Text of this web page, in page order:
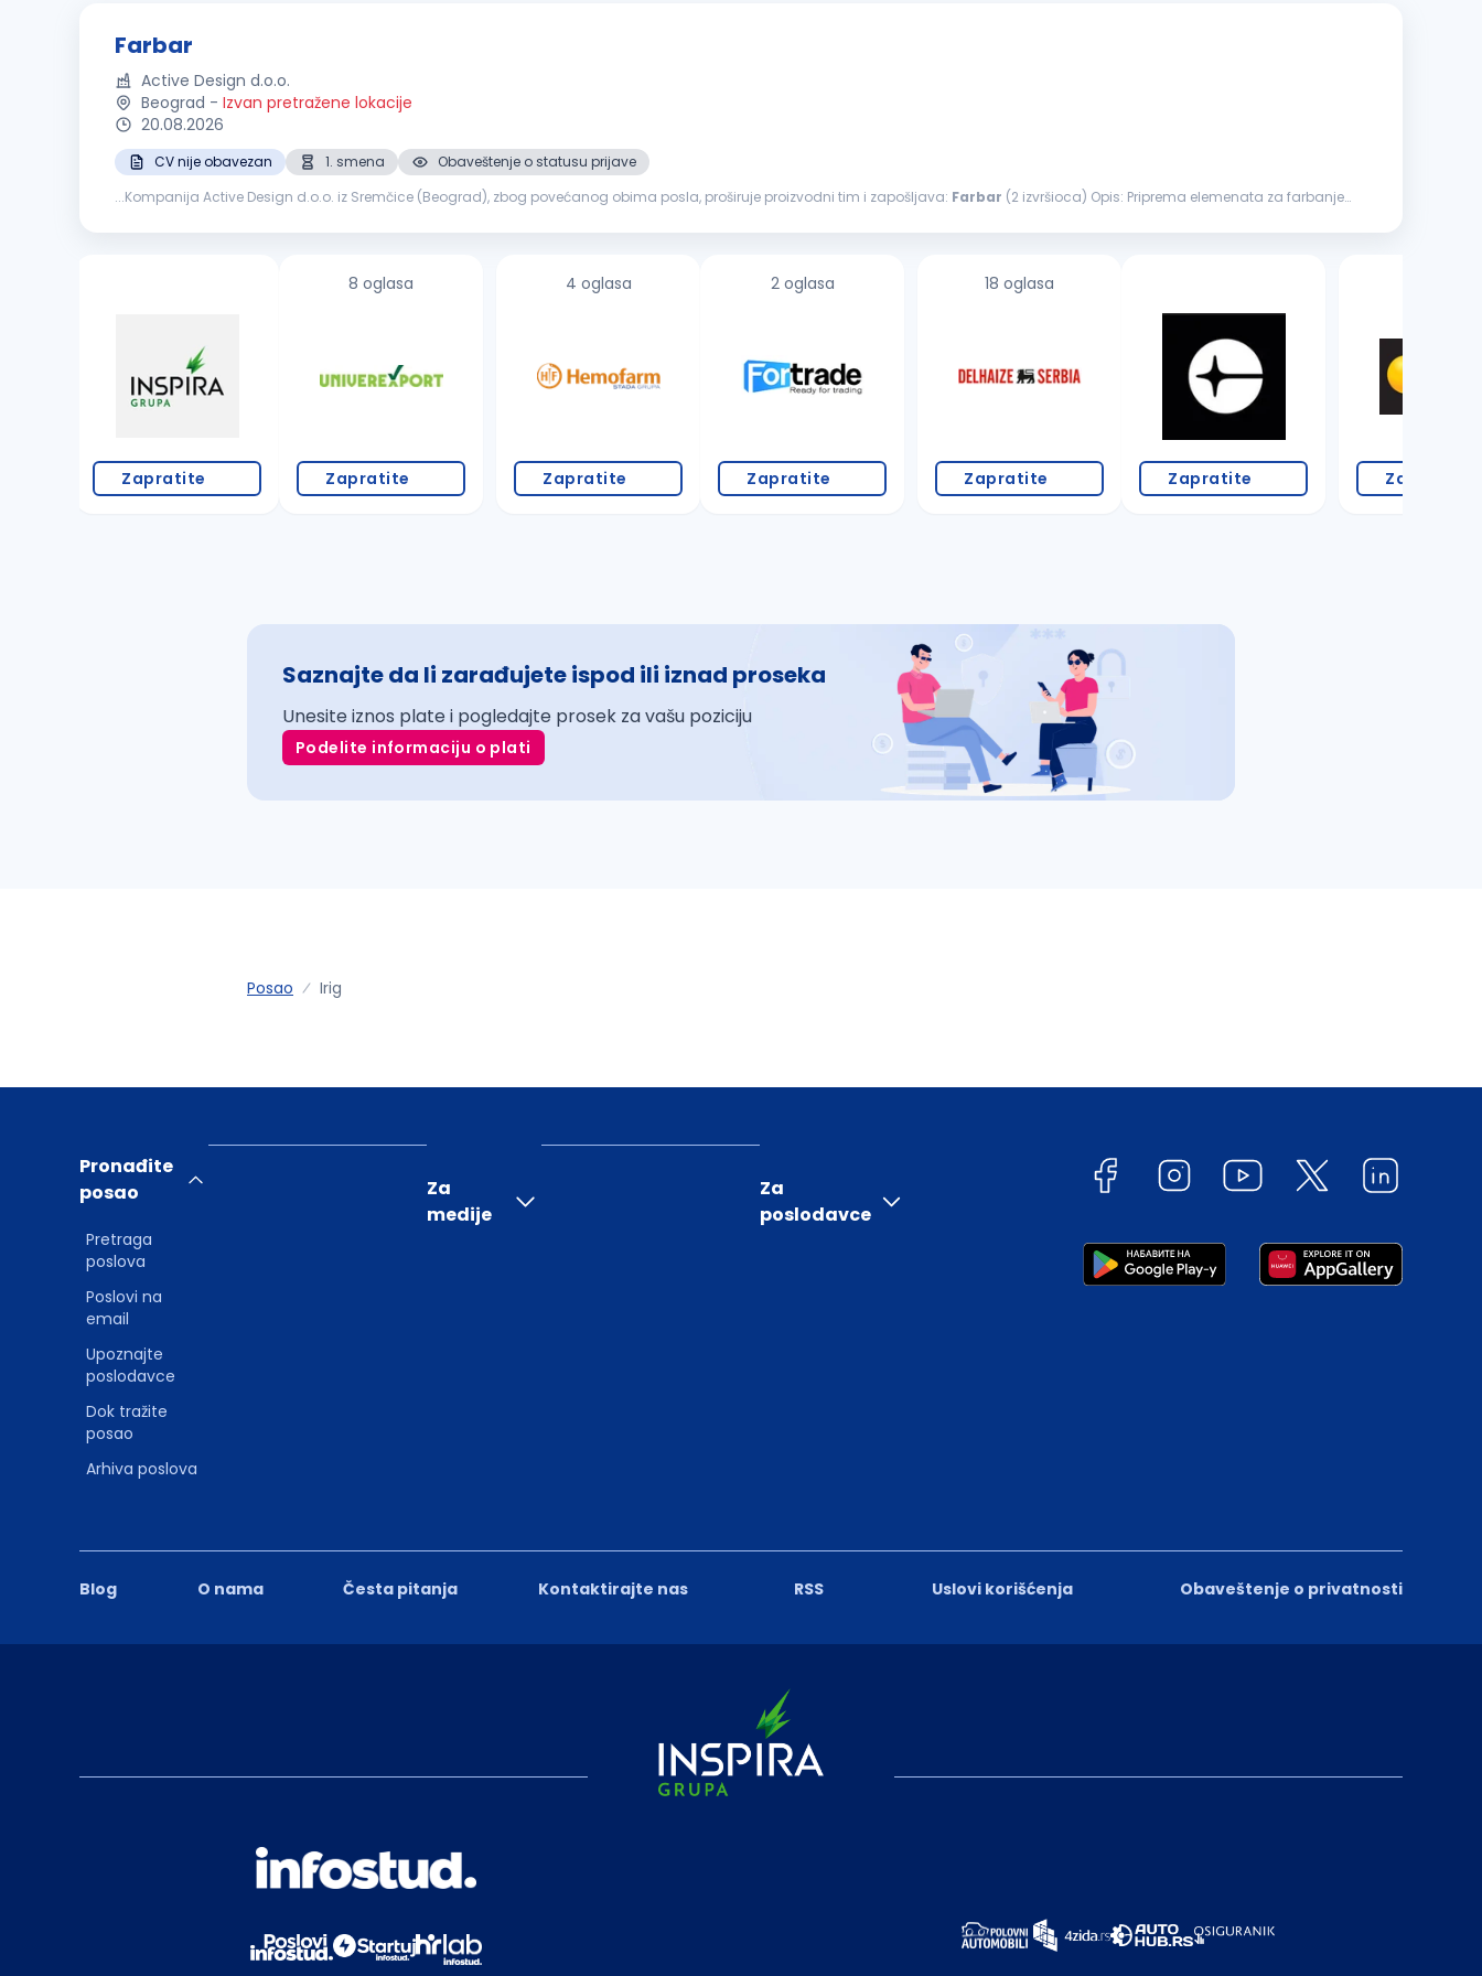
Farbar
Active Design d.o.o.
Beograd - Izvan pretražene lokacije
20.08.2026
CV nije obavezan 1. smena
Obaveštenje o statusu prijave
...Kompanija Active Design d.o.o. iz Sremčice (Beograd), zbog povećanog obima posla, proširuje proizvodni tim i zapošljava: Farbar (2 izvršioca) Opis: Priprema elemenata za farbanje
Zapratite
8 oglasa
Zapratite
4 oglasa
Zapratite
2 oglasa
Zapratite
18 oglasa
Zapratite Zapratite Zapratite
Saznajte da li zarađujete ispod ili iznad proseka
Unesite iznos plate i pogledajte prosek za vašu poziciju
Podelite informaciju o plati
Posao Irig
Blog O nama Česta pitanja Kontaktirajte nas RSS Uslovi korišćenja Obaveštenje o privatnosti
Pronađite
posao
Pretraga
poslova
Poslovi na
email
Upoznajte
poslodavce
Dok tražite
posao
Arhiva poslova
Za
medije
Za
poslodavce